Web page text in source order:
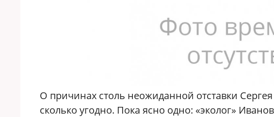
О причинах столь неожиданной отставки
сколько угодно. Пока ясно одно: «эколог»